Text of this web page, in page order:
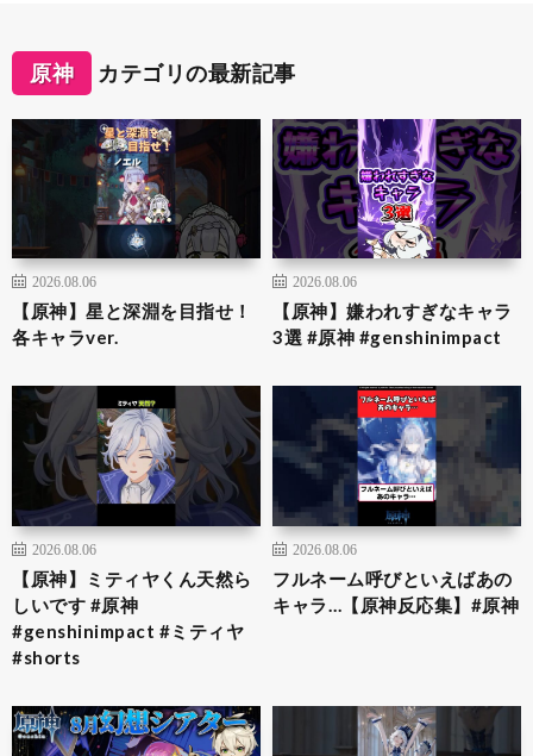
原神 カテゴリの最新記事
2026.08.06
【原神】星と深淵を目指せ！
各キャラver.
2026.08.06
【原神】嫌われすぎなキャラ
3選 #原神 #genshinimpact
2026.08.06
【原神】ミティヤくん天然ら
しいです #原神
#genshinimpact #ミティヤ
#shorts
2026.08.06
フルネーム呼びといえばあの
キャラ…【原神反応集】#原神